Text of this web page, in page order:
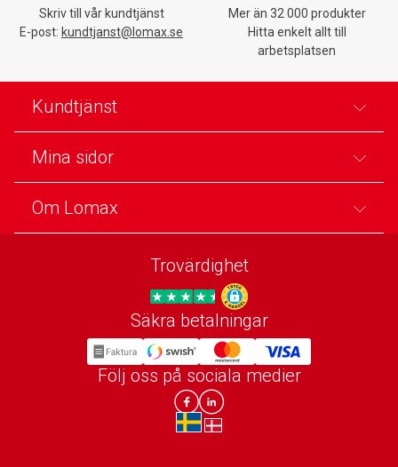
Skriv till vår kundtjänst
E-post: kundtjanst@lomax.se
Mer än 32 000 produkter
Hitta enkelt allt till
arbetsplatsen
Kundtjänst
Mina sidor
Om Lomax
Trovärdighet
Trygg E-handel
Säkra betalningar
Följ oss på sociala medier
Lomax DK Facebook
Lomax SE LinkIn
sv-SEda-DK